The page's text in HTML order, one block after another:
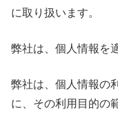
に取り扱います。
弊社は、個人情報を
弊社は、個人情報の
に、その利用目的の